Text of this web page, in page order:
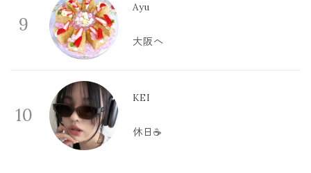
9
Ayu
大阪へ
10
KEI
休日☕️